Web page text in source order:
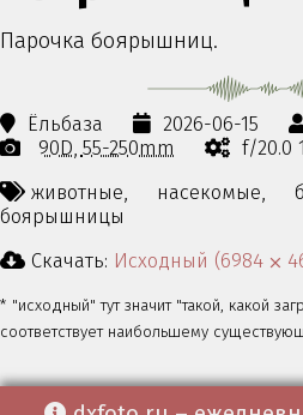
Парочка боярышниц.
Ёльбаза 2026-06-15
90D 55-250mm
f/20.0
животные,
насекомые,
боярышницы
Скачать: Исходный (6984 ⨉
* "исходный" тут значит "такой, какой
соответствует наибольшему